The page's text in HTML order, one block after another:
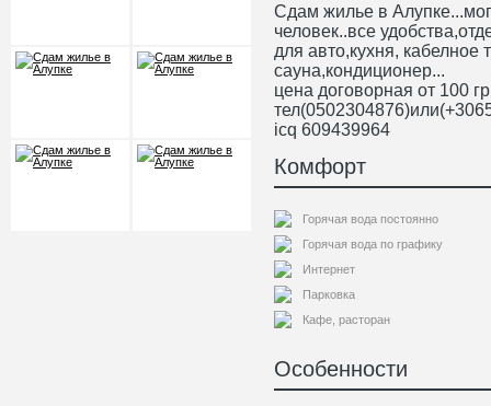
Сдам жилье в
человек..все
для авто,кухня, кабелное
сауна,кондиционер...
цена договорная от 100
icq 609439964
Комфорт
Горячая вода постоянно
Горячая вода по графику
Интернет
Парковка
Кафе, расторан
Особенности